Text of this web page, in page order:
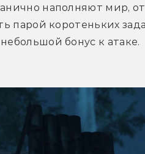
наполняют мир,
парой коротеньких
бонус к атаке.